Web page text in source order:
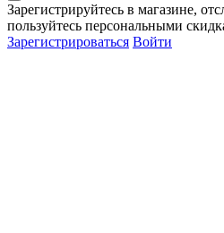
Зарегистрируйтесь в магазине,
пользуйтесь персональными
Зарегистрироваться Войти